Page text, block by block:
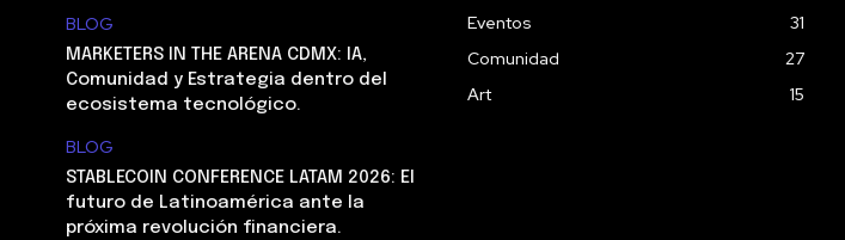
BLOG
MARKETERS IN THE ARENA CDMX: IA,
Comunidad y Estrategia dentro del
ecosistema tecnológico.
BLOG
STABLECOIN CONFERENCE LATAM 2026: El
futuro de Latinoamérica ante la
próxima revolución financiera.
Eventos
31
Comunidad
27
Art
15